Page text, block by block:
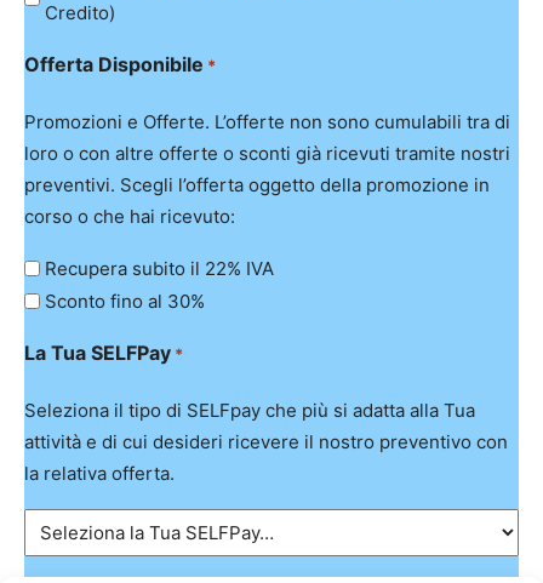
Credito)
Offerta Disponibile *
Promozioni e Offerte. L’offerte non sono cumulabili tra di
loro o con altre offerte o sconti già ricevuti tramite nostri
preventivi. Scegli l’offerta oggetto della promozione in
corso o che hai ricevuto:
Recupera subito il 22% IVA
Sconto fino al 30%
La Tua SELFPay *
Seleziona il tipo di SELFpay che più si adatta alla Tua
attività e di cui desideri ricevere il nostro preventivo con
la relativa offerta.